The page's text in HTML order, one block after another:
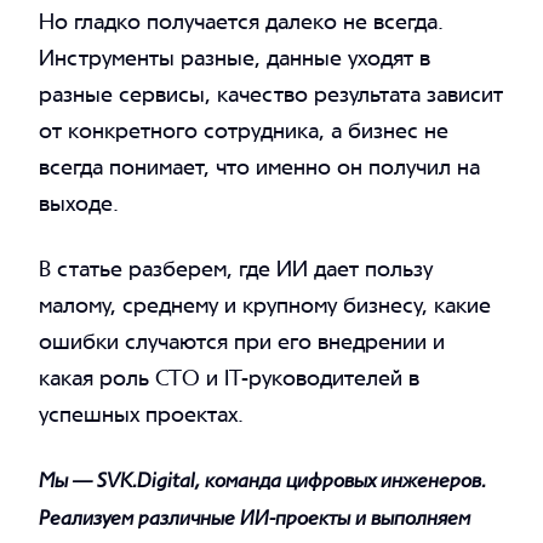
Но гладко получается далеко не всегда.
Инструменты разные, данные уходят в
разные сервисы, качество результата зависит
от конкретного сотрудника, а бизнес не
всегда понимает, что именно он получил на
выходе.
В статье разберем, где ИИ дает пользу
малому, среднему и крупному бизнесу, какие
ошибки случаются при его внедрении и
какая роль CTO и IT-руководителей в
успешных проектах.
Мы — SVK.Digital, команда цифровых инженеров.
Реализуем различные ИИ-проекты и выполняем